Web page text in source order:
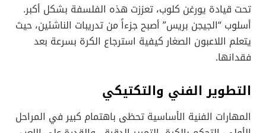
تحت قيادة يورغن كلوب، تعززت هذه الفلسفة بشكل أكبر.
أسلوب “الجيجن بريس” أصبح جزءاً من تدريبات الناشئين، حيث
يتعلم اللاعبون الصغار كيفية استرجاع الكرة بسرعة بعد
فقدانها.
التطوير الفني والتكتيكي
المهارات الفنية الأساسية تحظى باهتمام كبير في المراحل